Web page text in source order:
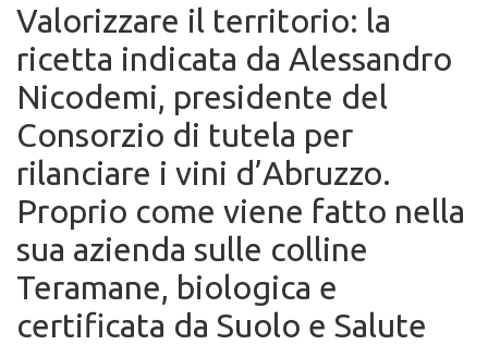
Valorizzare il territorio: la
ricetta indicata da Alessandro
Nicodemi, presidente del
Consorzio di tutela per
rilanciare i vini d’Abruzzo.
Proprio come viene fatto nella
sua azienda sulle colline
Teramane, biologica e
certificata da Suolo e Salute